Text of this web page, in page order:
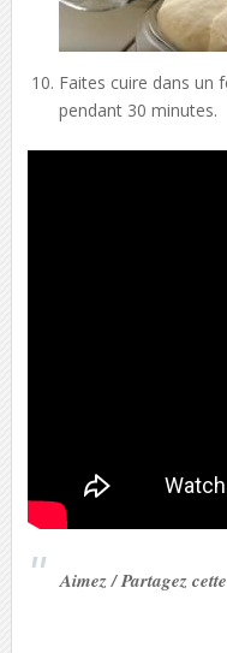
Faites cuire dans un
pendant 30 minutes.
Aimez / Partagez